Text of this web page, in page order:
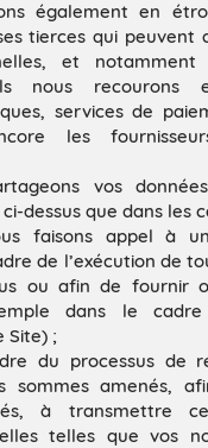
également en
tierces qui peuvent
et
nous recourons
services de
les
vos
dessus que dans les
faisons appel à
de l’exécution de
ou afin de fournir
dans le cadre
Site) ;
du processus de
sommes amenés,
à transmettre
telles que vos